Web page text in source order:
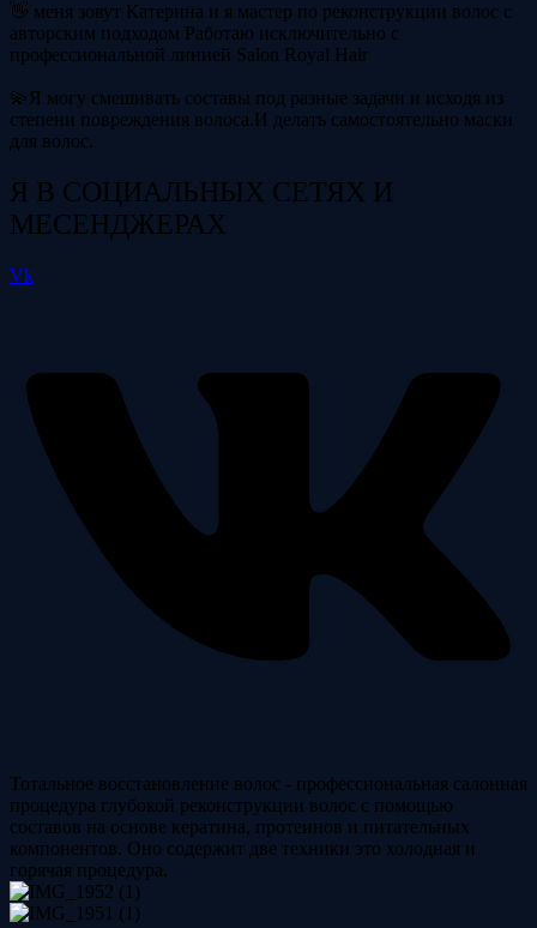
👋 меня зовут Катерина и я мастер по реконструкции волос с
авторским подходом Работаю исключительно с
профессиональной линией Salon Royal Hair
💫Я могу смешивать составы под разные задачи и исходя из
степени повреждения волоса.И делать самостоятельно маски
для волос.
Я В СОЦИАЛЬНЫХ СЕТЯХ И
МЕСЕНДЖЕРАХ
Vk
Тотальное восстановление волос - профессиональная салонная
процедура глубокой реконструкции волос с помощью
составов на основе кератина, протеинов и питательных
компонентов. Оно содержит две техники это холодная и
горячая процедура.